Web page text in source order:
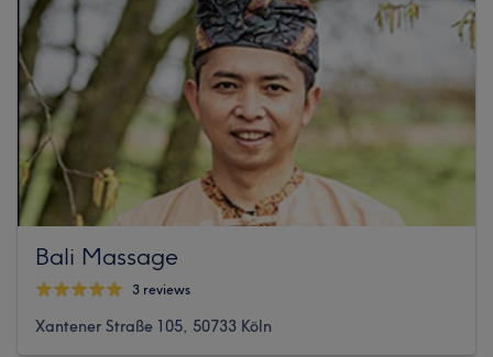
Bali Massage
3 reviews
Xantener Straße 105, 50733 Köln